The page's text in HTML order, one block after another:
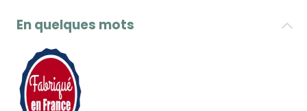
En quelques mots